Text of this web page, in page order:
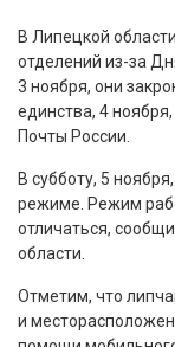
В Липецкой
отделений из-за
3 ноября, они
единства, 4
Почты России.
В субботу, 5
режиме. Режим
отличаться,
области.
Отметим, что
и